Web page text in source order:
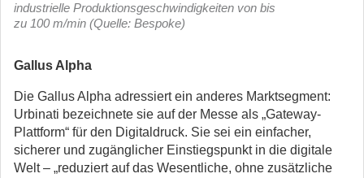
industrielle Produktionsgeschwindigkeiten von bis
zu 100 m/min (Quelle: Bespoke)
Gallus Alpha
Die Gallus Alpha adressiert ein anderes Marktsegment:
Urbinati bezeichnete sie auf der Messe als „Gateway-
Plattform“ für den Digitaldruck. Sie sei ein einfacher,
sicherer und zugänglicher Einstiegspunkt in die digitale
Welt – „reduziert auf das Wesentliche, ohne zusätzliche